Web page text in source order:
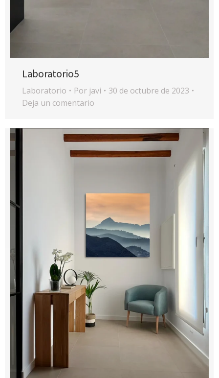
Laboratorio5
Laboratorio Por javi
30 de octubre de 2023
Deja un comentario